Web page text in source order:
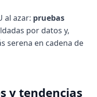
al azar: pruebas
por datos y,
serena en cadena de
y tendencias